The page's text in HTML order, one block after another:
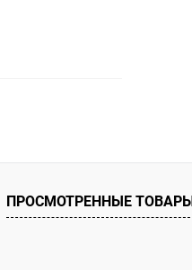
Сравнение
Под заказ
ПРОСМОТРЕННЫЕ ТОВАРЫ